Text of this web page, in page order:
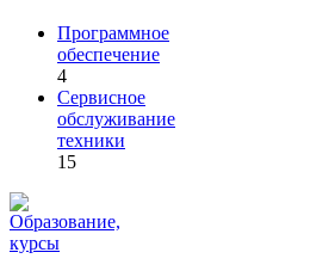
Программное
обеспечение
4
Сервисное
обслуживание
техники
15